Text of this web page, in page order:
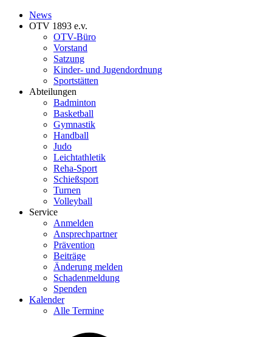
News
OTV 1893 e.v.
OTV-Büro
Vorstand
Satzung
Kinder- und Jugendordnung
Sportstätten
Abteilungen
Badminton
Basketball
Gymnastik
Handball
Judo
Leichtathletik
Reha-Sport
Schießsport
Turnen
Volleyball
Service
Anmelden
Ansprechpartner
Prävention
Beiträge
Änderung melden
Schadenmeldung
Spenden
Kalender
Alle Termine